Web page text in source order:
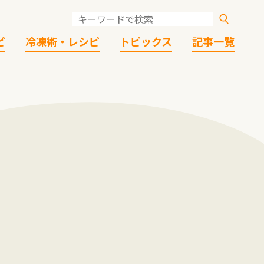
冷凍術・レシピ トピックス 記事一覧